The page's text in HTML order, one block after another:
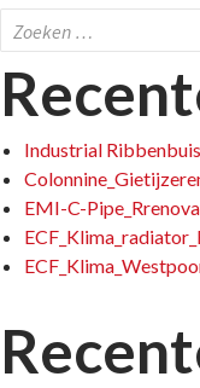
Zoeken
naar:
Industrial
EMI-C-